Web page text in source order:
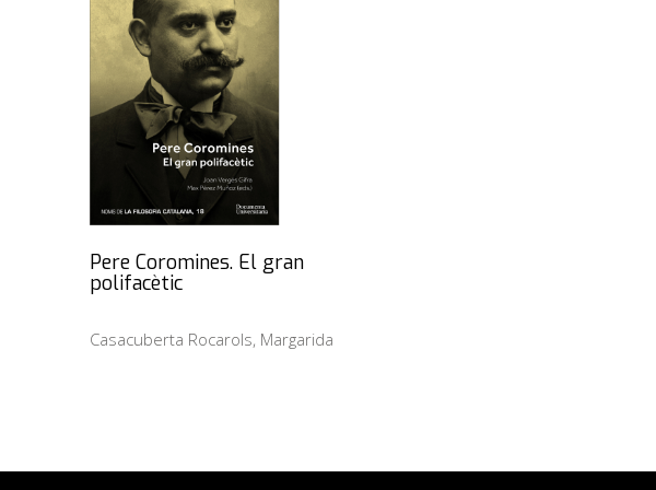
Pere Coromines. El gran
polifacètic
Casacuberta Rocarols, Margarida